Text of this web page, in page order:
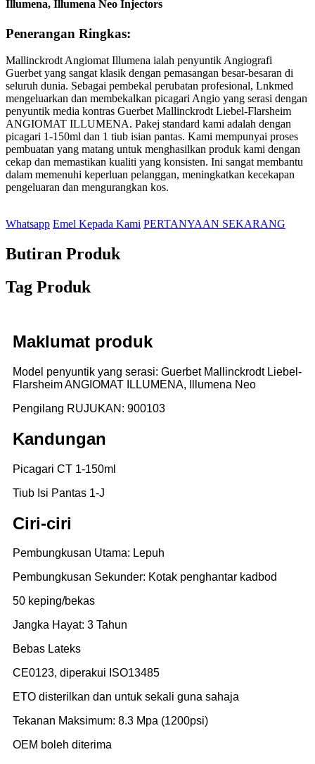
Illumena, Illumena Neo Injectors
Penerangan Ringkas:
Mallinckrodt Angiomat Illumena ialah penyuntik Angiografi
Guerbet yang sangat klasik dengan pemasangan besar-besaran di
seluruh dunia. Sebagai pembekal perubatan profesional, Lnkmed
mengeluarkan dan membekalkan picagari Angio yang serasi dengan
penyuntik media kontras Guerbet Mallinckrodt Liebel-Flarsheim
ANGIOMAT ILLUMENA. Pakej standard kami adalah dengan
picagari 1-150ml dan 1 tiub isian pantas. Kami mempunyai proses
pembuatan yang matang untuk menghasilkan produk kami dengan
cekap dan memastikan kualiti yang konsisten. Ini sangat membantu
dalam memenuhi keperluan pelanggan, meningkatkan kecekapan
pengeluaran dan mengurangkan kos.
Whatsapp Emel Kepada Kami PERTANYAAN SEKARANG
Butiran Produk
Tag Produk
Maklumat produk
Model penyuntik yang serasi: Guerbet Mallinckrodt Liebel-
Flarsheim ANGIOMAT ILLUMENA, Illumena Neo
Pengilang RUJUKAN: 900103
Kandungan
Picagari CT 1-150ml
Tiub Isi Pantas 1-J
Ciri-ciri
Pembungkusan Utama: Lepuh
Pembungkusan Sekunder: Kotak penghantar kadbod
50 keping/bekas
Jangka Hayat: 3 Tahun
Bebas Lateks
CE0123, diperakui ISO13485
ETO disterilkan dan untuk sekali guna sahaja
Tekanan Maksimum: 8.3 Mpa (1200psi)
OEM boleh diterima